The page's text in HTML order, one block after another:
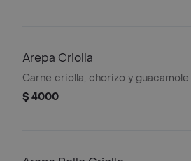
Arepa Criolla
Carne criolla, chorizo y guacamole.
$ 4000